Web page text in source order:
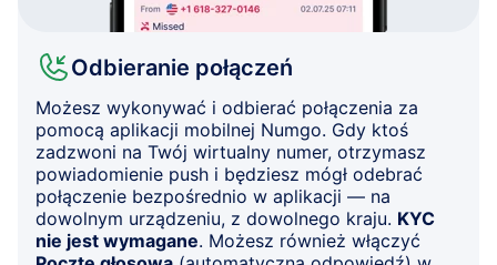
Odbieranie połączeń
Możesz wykonywać i odbierać połączenia za
pomocą aplikacji mobilnej Numgo. Gdy ktoś
zadzwoni na Twój wirtualny numer, otrzymasz
powiadomienie push i będziesz mógł odebrać
połączenie bezpośrednio w aplikacji — na
dowolnym urządzeniu, z dowolnego kraju. KYC
nie jest wymagane. Możesz również włączyć